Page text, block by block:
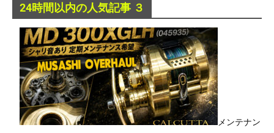
24時間以内の人気記事 ３
メンテナン